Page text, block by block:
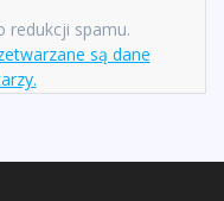
redukcji spamu.
są dane